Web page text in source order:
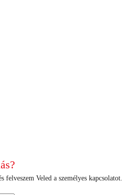
Veled a személyes kapcsolatot.